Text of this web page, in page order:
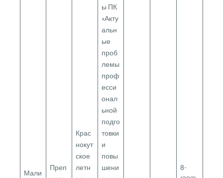
Мали
Преп
Крас
нокут
ское
летн
ы ПК
«Акту
альн
ые
проб
лемы
проф
есси
онал
ьной
подго
товки
и
повы
шени
8-